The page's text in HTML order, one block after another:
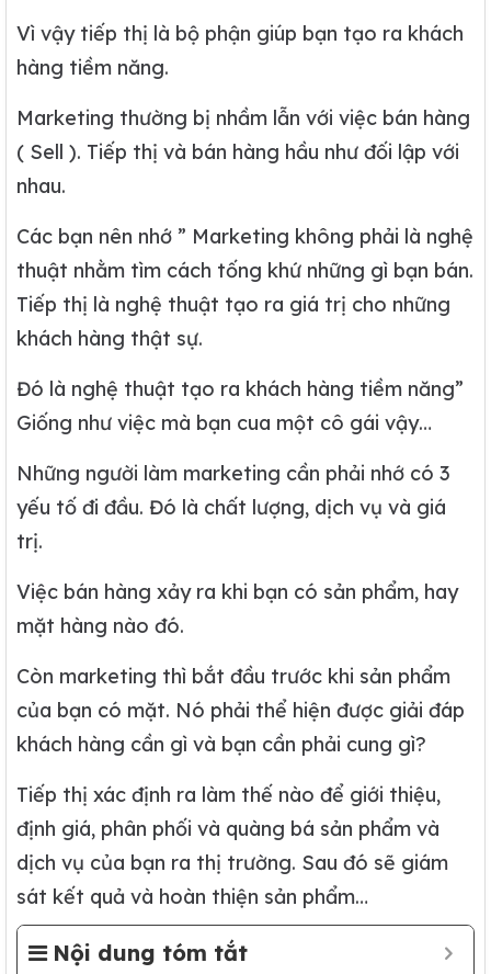
Vì vậy tiếp thị là bộ phận giúp bạn tạo ra khách
hàng tiềm năng.
Marketing thường bị nhầm lẫn với việc bán hàng
( Sell ). Tiếp thị và bán hàng hầu như đối lập với
nhau.
Các bạn nên nhớ ” Marketing không phải là nghệ
thuật nhằm tìm cách tống khứ những gì bạn bán.
Tiếp thị là nghệ thuật tạo ra giá trị cho những
khách hàng thật sự.
Đó là nghệ thuật tạo ra khách hàng tiềm năng”
Giống như việc mà bạn cua một cô gái vậy…
Những người làm marketing cần phải nhớ có 3
yếu tố đi đầu. Đó là chất lượng, dịch vụ và giá
trị.
Việc bán hàng xảy ra khi bạn có sản phẩm, hay
mặt hàng nào đó.
Còn marketing thì bắt đầu trước khi sản phẩm
của bạn có mặt. Nó phải thể hiện được giải đáp
khách hàng cần gì và bạn cần phải cung gì?
Tiếp thị xác định ra làm thế nào để giới thiệu,
định giá, phân phối và quàng bá sản phẩm và
dịch vụ của bạn ra thị trường. Sau đó sẽ giám
sát kết quả và hoàn thiện sản phẩm…
Nội dung tóm tắt